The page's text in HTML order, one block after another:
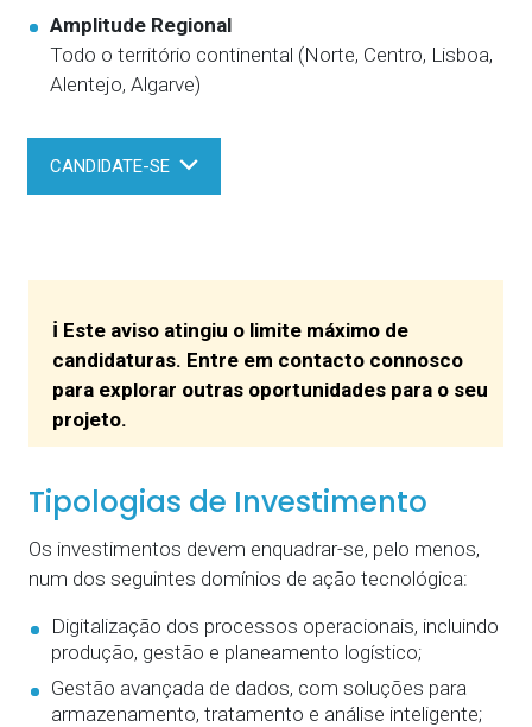
Amplitude Regional
Todo o território continental (Norte, Centro, Lisboa,
Alentejo, Algarve)
CANDIDATE-SE
ℹ️ Este aviso atingiu o limite máximo de
candidaturas. Entre em contacto connosco
para explorar outras oportunidades para o seu
projeto.
Tipologias de Investimento
Os investimentos devem enquadrar-se, pelo menos,
num dos seguintes domínios de ação tecnológica:
Digitalização dos processos operacionais, incluindo
produção, gestão e planeamento logístico;
Gestão avançada de dados, com soluções para
armazenamento, tratamento e análise inteligente;